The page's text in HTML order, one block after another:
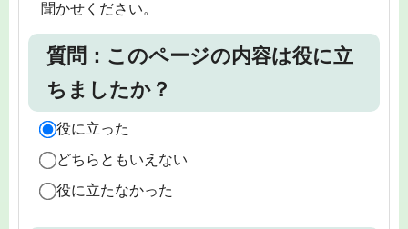
聞かせください。
質問：このページの内容は役に立
ちましたか？
役に立った
どちらともいえない
役に立たなかった